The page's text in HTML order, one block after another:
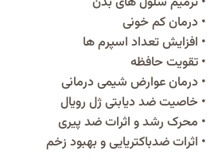
• درمان کم خونی
• افزایش تعداد اسپرم ها
• تقویت حافظه
• درمان عوارض شیمی درمانی
• خاصیت ضد دیابتی ژل رویال
• محرک رشد و اثرات ضد پیری
• اثرات ضدباکتریایی و بهبود زخم